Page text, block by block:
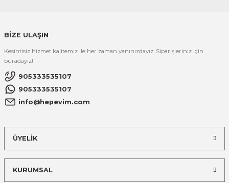
BİZE ULAŞIN
Kesintisiz hizmet kalitemiz ile her zaman yanınızdayız. Siparişleriniz için
buradayız!
905333535107
905333535107
info@hepevim.com
ÜYELİK
KURUMSAL